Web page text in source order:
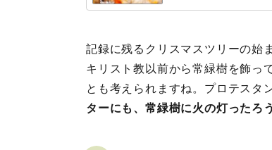
記録に残るクリスマスツリーの始
キリスト教以前から常緑樹を飾っ
とも考えられますね。プロテスタ
ターにも、常緑樹に火の灯ったろ